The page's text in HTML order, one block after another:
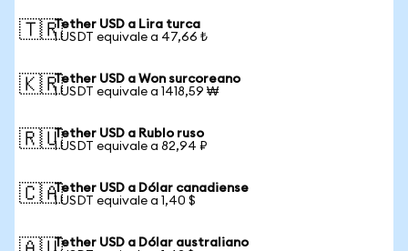
🇹🇷Tether USD a Lira turca
1 USDT equivale a 47,66 ₺
🇰🇷Tether USD a Won surcoreano
1 USDT equivale a 1418,59 ₩
🇷🇺Tether USD a Rublo ruso
1 USDT equivale a 82,94 ₽
🇨🇦Tether USD a Dólar canadiense
1 USDT equivale a 1,40 $
Tether USD a Dólar australiano